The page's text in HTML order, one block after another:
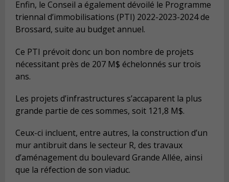
Enfin, le Conseil a également dévoilé le Programme
triennal d’immobilisations (PTI) 2022-2023-2024 de
Brossard, suite au budget annuel.
Ce PTI prévoit donc un bon nombre de projets
nécessitant près de 207 M$ échelonnés sur trois
ans.
Les projets d’infrastructures s’accaparent la plus
grande partie de ces sommes, soit 121,8 M$.
Ceux-ci incluent, entre autres, la construction d’un
mur antibruit dans le secteur R, des travaux
d’aménagement du boulevard Grande Allée, ainsi
que la réfection de son viaduc.